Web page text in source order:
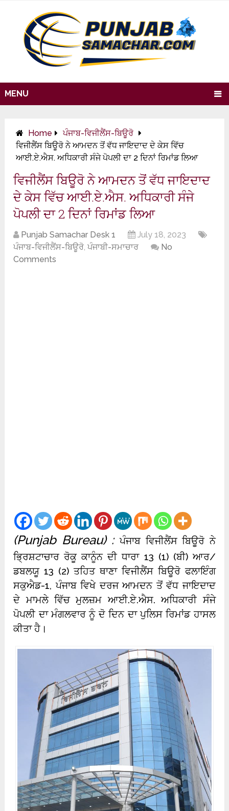
MENU
Home
ਪੰਜਾਬ-ਵਿਜੀਲੈਂਸ-ਬਿਊਰੋ
ਵਿਜੀਲੈਂਸ ਬਿਊਰੋ ਨੇ ਆਮਦਨ ਤੋਂ ਵੱਧ ਜਾਇਦਾਦ ਦੇ ਕੇਸ ਵਿੱਚ
ਆਈ.ਏ.ਐਸ. ਅਧਿਕਾਰੀ ਸੰਜੇ ਪੋਪਲੀ ਦਾ 2 ਦਿਨਾਂ ਰਿਮਾਂਡ ਲਿਆ
ਵਿਜੀਲੈਂਸ ਬਿਊਰੋ ਨੇ ਆਮਦਨ ਤੋਂ ਵੱਧ ਜਾਇਦਾਦ
ਦੇ ਕੇਸ ਵਿੱਚ ਆਈ.ਏ.ਐਸ. ਅਧਿਕਾਰੀ ਸੰਜੇ
ਪੋਪਲੀ ਦਾ 2 ਦਿਨਾਂ ਰਿਮਾਂਡ ਲਿਆ
Punjab Samachar Desk 1
July 18, 2023
ਪੰਜਾਬ-ਵਿਜੀਲੈਂਸ-ਬਿਊਰੋ,ਪੰਜਾਬੀ-ਸਮਾਚਾਰ
No
Comments
(Punjab Bureau) :ਪੰਜਾਬ ਵਿਜੀਲੈਂਸ ਬਿਊਰੋ ਨੇ
ਭ੍ਰਿਸ਼ਟਾਚਾਰ ਰੋਕੂ ਕਾਨੂੰਨ ਦੀ ਧਾਰਾ 13 (1) (ਬੀ) ਆਰ/
ਡਬਲਯੂ 13 (2) ਤਹਿਤ ਥਾਣਾ ਵਿਜੀਲੈਂਸ ਬਿਊਰੋ ਫਲਾਇੰਗ
ਸਕੁਐਡ-1, ਪੰਜਾਬ ਵਿਖੇ ਦਰਜ ਆਮਦਨ ਤੋਂ ਵੱਧ ਜਾਇਦਾਦ
ਦੇ ਮਾਮਲੇ ਵਿੱਚ ਮੁਲਜ਼ਮ ਆਈ.ਏ.ਐਸ. ਅਧਿਕਾਰੀ ਸੰਜੇ
ਪੋਪਲੀ ਦਾ ਮੰਗਲਵਾਰ ਨੂੰ ਦੋ ਦਿਨ ਦਾ ਪੁਲਿਸ ਰਿਮਾਂਡ ਹਾਸਲ
ਕੀਤਾ ਹੈ।